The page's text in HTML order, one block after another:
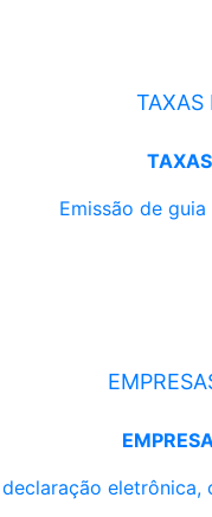
TAXAS
Emissão de
eletrônica,